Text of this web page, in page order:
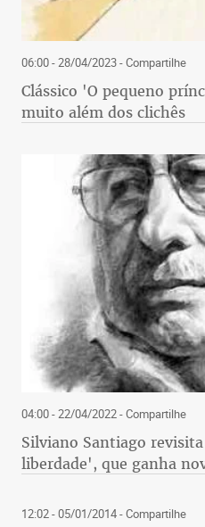
06:00 - 28/04/2023- Compartilhe
Clássico 'O pequeno
muito além dos clichês
04:00 - 22/04/2022- Compartilhe
Silviano Santiago
liberdade', que ganha
12:02 - 05/01/2014- Compartilhe